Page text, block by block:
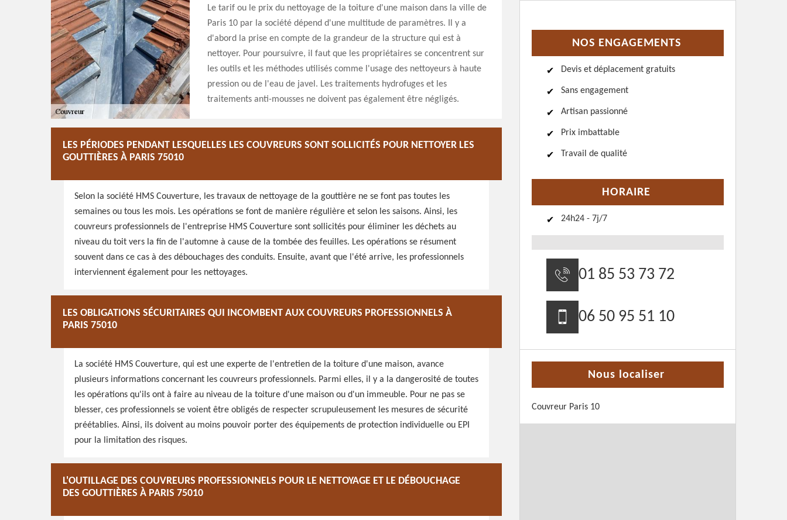
Le tarif ou le prix du nettoyage de la toiture d'une maison dans la ville de
Paris 10 par la société dépend d'une multitude de paramètres. Il y a
d'abord la prise en compte de la grandeur de la structure qui est à
nettoyer. Pour poursuivre, il faut que les propriétaires se concentrent sur
les outils et les méthodes utilisés comme l'usage des nettoyeurs à haute
pression ou de l'eau de javel. Les traitements hydrofuges et les
traitements anti-mousses ne doivent pas également être négligés.
LES PÉRIODES PENDANT LESQUELLES LES COUVREURS SONT SOLLICITÉS POUR NETTOYER LES
GOUTTIÈRES À PARIS 75010
Selon la société HMS Couverture, les travaux de nettoyage de la gouttière ne se font pas toutes les
semaines ou tous les mois. Les opérations se font de manière régulière et selon les saisons. Ainsi, les
couvreurs professionnels de l'entreprise HMS Couverture sont sollicités pour éliminer les déchets au
niveau du toit vers la fin de l'automne à cause de la tombée des feuilles. Les opérations se résument
souvent dans ce cas à des débouchages des conduits. Ensuite, avant que l'été arrive, les professionnels
interviennent également pour les nettoyages.
LES OBLIGATIONS SÉCURITAIRES QUI INCOMBENT AUX COUVREURS PROFESSIONNELS À
PARIS 75010
La société HMS Couverture, qui est une experte de l'entretien de la toiture d'une maison, avance
plusieurs informations concernant les couvreurs professionnels. Parmi elles, il y a la dangerosité de toutes
les opérations qu'ils ont à faire au niveau de la toiture d'une maison ou d'un immeuble. Pour ne pas se
blesser, ces professionnels se voient être obligés de respecter scrupuleusement les mesures de sécurité
préétablies. Ainsi, ils doivent au moins pouvoir porter des équipements de protection individuelle ou EPI
pour la limitation des risques.
L'OUTILLAGE DES COUVREURS PROFESSIONNELS POUR LE NETTOYAGE ET LE DÉBOUCHAGE
DES GOUTTIÈRES À PARIS 75010
NOS ENGAGEMENTS
Devis et déplacement gratuits
Sans engagement
Artisan passionné
Prix imbattable
Travail de qualité
HORAIRE
24h24 - 7j/7
01 85 53 73 72
06 50 95 51 10
Nous localiser
Couvreur Paris 10